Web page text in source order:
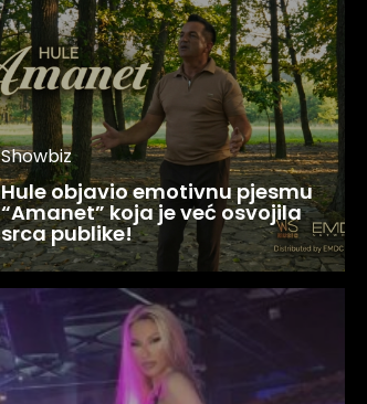
Showbiz
Hule objavio emotivnu pjesmu
“Amanet” koja je već osvojila
srca publike!